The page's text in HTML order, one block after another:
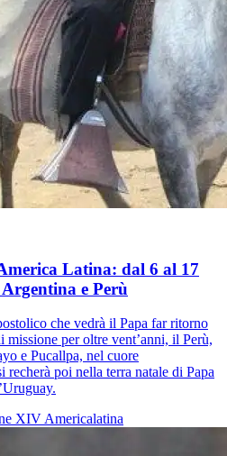
Latina: dal 6 al 17
e Perù
che vedrà il Papa far ritorno
missione per oltre vent’anni, il Perù,
e Pucallpa, nel cuore
poi nella terra natale di Papa
XIV Americalatina